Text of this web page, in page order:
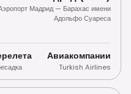
Мадрид — Барахас имени
Адольфо Суареса
Авиакомпании
Turkish Airlines